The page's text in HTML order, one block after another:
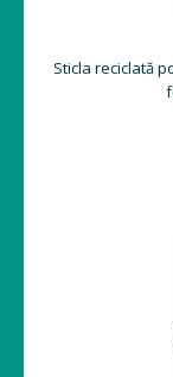
Sticla reciclată